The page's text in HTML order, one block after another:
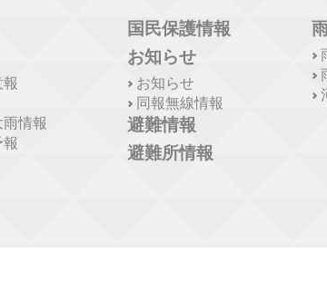
情報
国民保護情報
お知らせ
お知らせ
同報無線情報
避難情報
避難所情報